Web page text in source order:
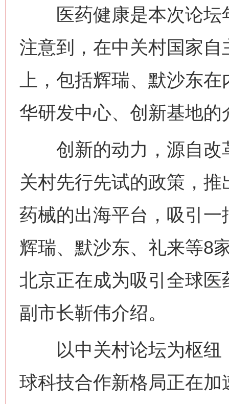
医药健康是本次论坛
注意到，在中关村国家
上，包括辉瑞、默沙东
华研发中心、创新基地的
创新的动力，源自改革
关村先行先试的政策，
药械的出海平台，吸引
辉瑞、默沙东、礼来等8
北京正在成为吸引全球医
副市长靳伟介绍。
以中关村论坛为枢纽
球科技合作新格局正在加